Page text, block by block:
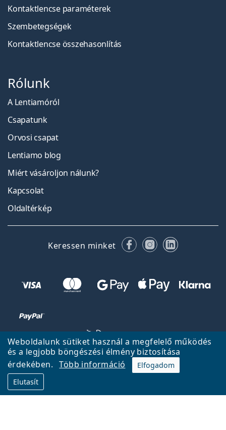
Weboldalunk sütiket használ a megfelelő működés
és a legjobb böngészési élmény biztosítása
érdekében.
Több információ
Elfogadom
Elutasít
Kontaktlencse paraméterek
Szembetegségek
Kontaktlencse összehasonlítás
Rólunk
A Lentiamóról
Csapatunk
Orvosi csapat
Lentiamo blog
Miért vásároljon nálunk?
Kapcsolat
Oldaltérkép
Keressen minket FacebookInstagram
LinkedIn
Fel
A Lentiamo.hu tulajdonosa és üzemeltetője a Lentiamo s.r.o.,